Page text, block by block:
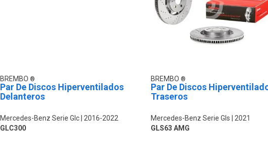
BREMBO
Par De Discos Hiperventilados
Delanteros
Mercedes-Benz Serie Glc
2016-2022
GLC300
BREMBO
Par De Discos
Traseros
Mercedes-Benz Serie Gls
2021
GLS63 AMG